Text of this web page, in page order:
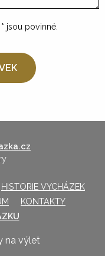
* jsou povinné.
HISTORIE VYCHÁZEK
KONTAKTY